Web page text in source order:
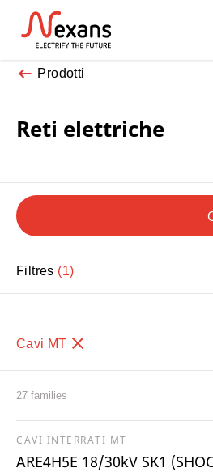
Prodotti
Reti elettriche
Filtres 1
Cavi MT
27 families
CAVI INTERRATI MT
ARE4H5E 18/30kV SK1